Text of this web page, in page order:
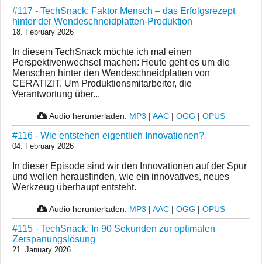
#117 - TechSnack: Faktor Mensch – das Erfolgsrezept
hinter der Wendeschneidplatten-Produktion
18. February 2026
In diesem TechSnack möchte ich mal einen
Perspektivenwechsel machen: Heute geht es um die
Menschen hinter den Wendeschneidplatten von
CERATIZIT. Um Produktionsmitarbeiter, die
Verantwortung über...
Audio herunterladen: MP3 | AAC | OGG | OPUS
#116 - Wie entstehen eigentlich Innovationen?
04. February 2026
In dieser Episode sind wir den Innovationen auf der Spur
und wollen herausfinden, wie ein innovatives, neues
Werkzeug überhaupt entsteht.
Audio herunterladen: MP3 | AAC | OGG | OPUS
#115 - TechSnack: In 90 Sekunden zur optimalen
Zerspanungslösung
21. January 2026